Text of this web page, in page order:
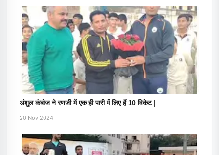
अंशुल कंबोज ने रणजी में एक ही पारी में लिए हैं 10 विकेट |
20 Nov 2024